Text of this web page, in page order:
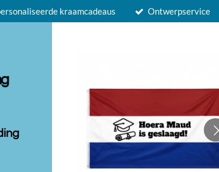
kraamcadeaus Ontwerpservice